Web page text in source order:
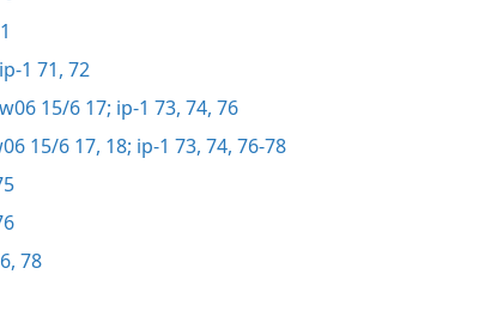
ip-1 71, 72
w06 15/6 17; ip-1 73, 74, 76
15/6 17, 18; ip-1 73, 74, 76-78
78